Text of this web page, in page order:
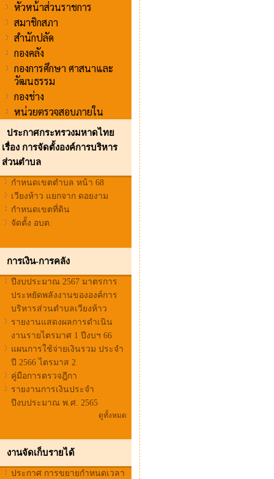
หัวหน้าส่วนราชการ
สมาชิกสภา
สำนักปลัด
กองคลัง
กองการศึกษา ศาสนาและ
วัฒนธรรม
กองช่าง
หน่วยตรวจสอบภายใน
ประกาศกระทรวงมหาดไทย
เรื่อง การจัดตั้งองค์การบริหาร
ส่วนตำบล
กำหนดเขตตำบล หน้า 68
เวียงห้าว แยกจาก ดอยงาม
กำหนดเขตที่ดิน
จัดตั้ง อบต.
การเงิน-การคลัง
ปีงบประมาณ 2567 มาตรการ
ประหยัดพลังงานขององค์การ
บริหารส่วนตำบลเวียงห้าว
รายงานแสดงผลการดำเนิน
งานรายไตรมาศ 1 ปีงบฯ 66
แผนการใช้จ่ายเงินรวม ประจำ
ปี 2566 ไตรมาส 2
คู่มือการตรวจฎีกา
รายงานการเงินประจำ
ปีงบประมาณ พ.ศ. 2565
ดูทั้งหมด
งานจัดเก็บรายได้
ประกาศ การขยายกำหนดเวลา